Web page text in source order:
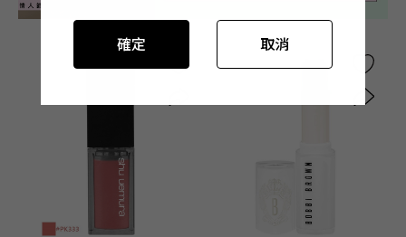
確定 取消
確定 取消
確定 取消
確定 取消